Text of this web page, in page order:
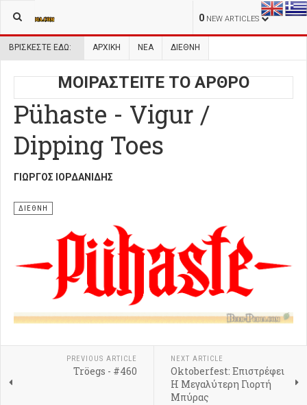
0 NEW ARTICLES
ΒΡΊΣΚΕΣΤΕ ΕΔΏ: ΑΡΧΙΚΉ ΝΕΑ ΔΙΕΘΝΗ
ΜΟΙΡΑΣΤΕΙΤΕ ΤΟ ΑΡΘΡΟ
Pühaste - Vigur /
Dipping Toes
ΓΙΏΡΓΟΣ ΙΟΡΔΑΝΊΔΗΣ
ΔΙΕΘΝΗ
PREVIOUS ARTICLE
Tröegs - #460
NEXT ARTICLE
Oktoberfest: Επιστρέφει
Η Μεγαλύτερη Γιορτή
Μπύρας